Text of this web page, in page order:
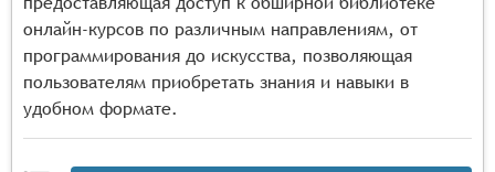
онлайн-курсов по различным направлениям, от
программирования до искусства, позволяющая
пользователям приобретать знания и навыки в
удобном формате.